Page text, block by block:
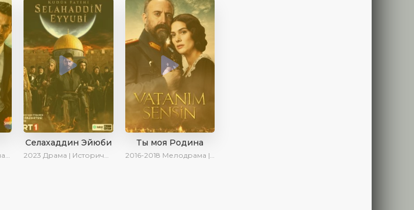
Селахаддин Эйюби
2023 Драма | Исторический | Сериалы 2023
Ты моя Родина
2016-2018 Мелодрама | Исторический | Военный | Turok1990